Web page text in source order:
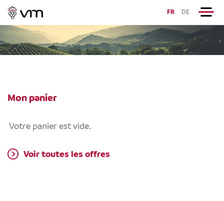
FR DE
Mon panier
Votre panier est vide.
Voir toutes les offres